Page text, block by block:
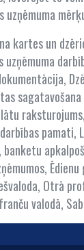
uzņēmuma
kartes un
uzņēmuma
pamati,
Otrā
valodā,